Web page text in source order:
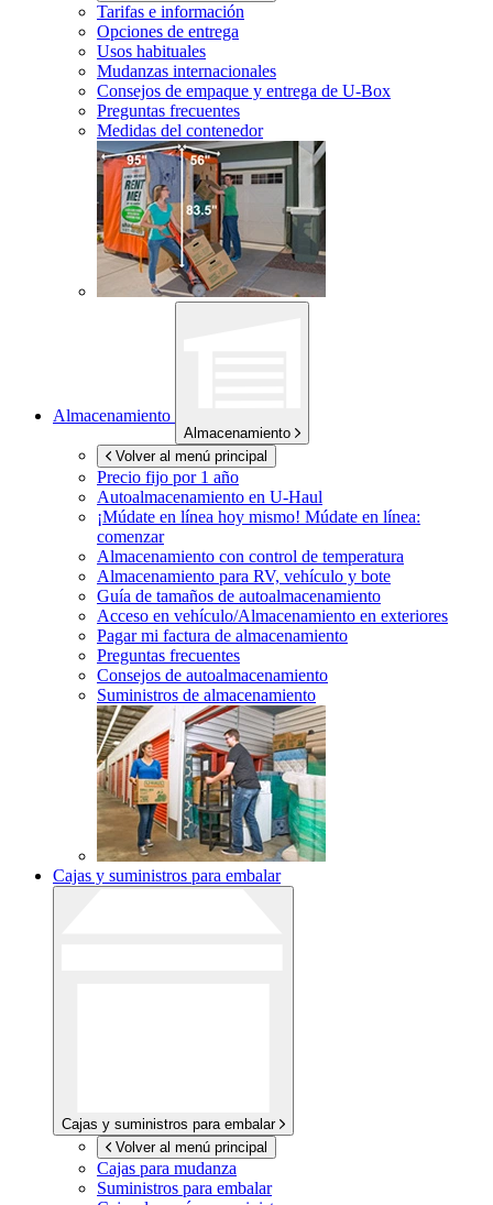
Tarifas e información
Opciones de entrega
Usos habituales
Mudanzas internacionales
Consejos de empaque y entrega de U-Box
Preguntas frecuentes
Medidas del contenedor
Almacenamiento
Almacenamiento
Volver al menú principal
Precio fijo por 1 año
Autoalmacenamiento en U-Haul
¡Múdate en línea hoy mismo! Múdate en línea:
comenzar
Almacenamiento con control de temperatura
Almacenamiento para RV, vehículo y bote
Guía de tamaños de autoalmacenamiento
Acceso en vehículo/Almacenamiento en exteriores
Pagar mi factura de almacenamiento
Preguntas frecuentes
Consejos de autoalmacenamiento
Suministros de almacenamiento
Cajas y suministros para embalar
Cajas y suministros para embalar
Volver al menú principal
Cajas para mudanza
Suministros para embalar